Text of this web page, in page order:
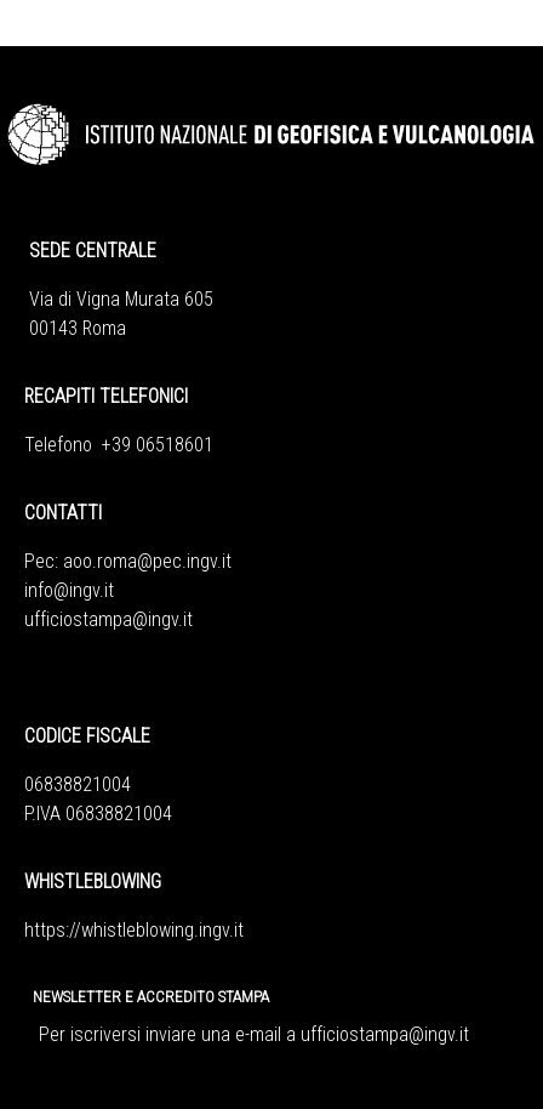
SEDE CENTRALE
Via di Vigna Murata 605
00143 Roma
RECAPITI TELEFONICI
Telefono +39 06518601
CONTATTI
Pec: aoo.roma@pec.ingv.it
info@ingv.it
ufficiostampa@ingv.it
CODICE FISCALE
06838821004
P.IVA 06838821004
WHISTLEBLOWING
https://whistleblowing.ingv. it
NEWSLETTER E ACCREDITO STAMPA
Per iscriversi inviare una e-mail a ufficiostampa@ingv.it